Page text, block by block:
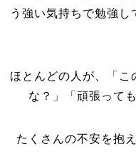
う強い気持ちで勉強
ほとんどの人が、「こ
な？」「頑張って
たくさんの不安を抱